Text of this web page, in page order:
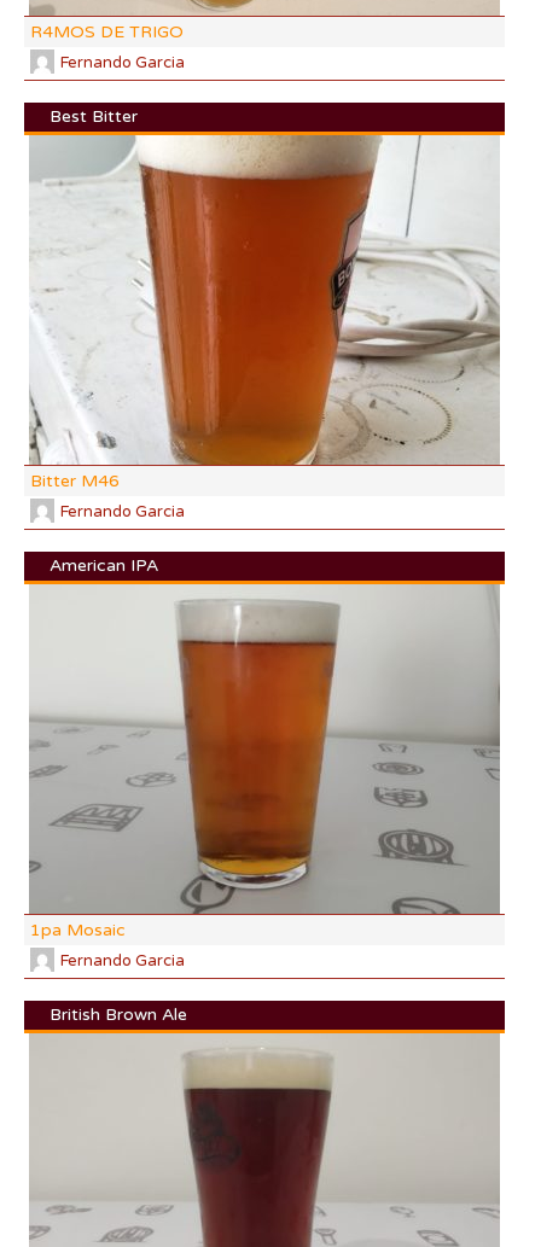
R4MOS DE TRIGO
Fernando Garcia
Best Bitter
Bitter M46
Fernando Garcia
American IPA
1pa Mosaic
Fernando Garcia
British Brown Ale